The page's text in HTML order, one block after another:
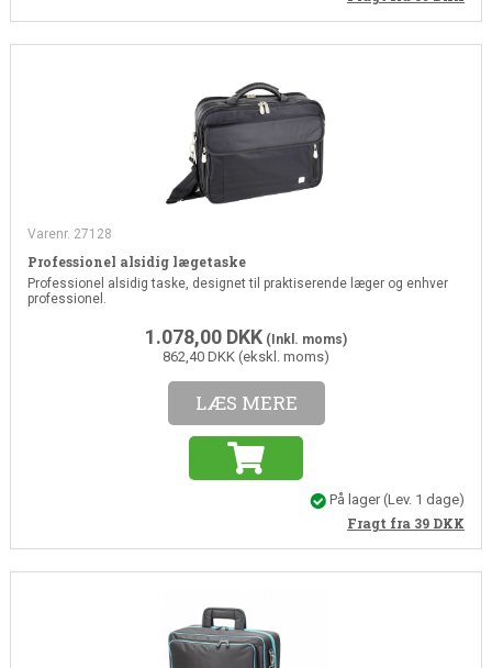
Varenr. 27128
Professionel alsidig lægetaske
Professionel alsidig taske, designet til praktiserende læger og enhver
professionel.
1.078,00 DKK (Inkl. moms)
862,40 DKK (ekskl. moms)
LÆS MERE
På lager(Lev. 1 dage)
Fragt fra 39 DKK